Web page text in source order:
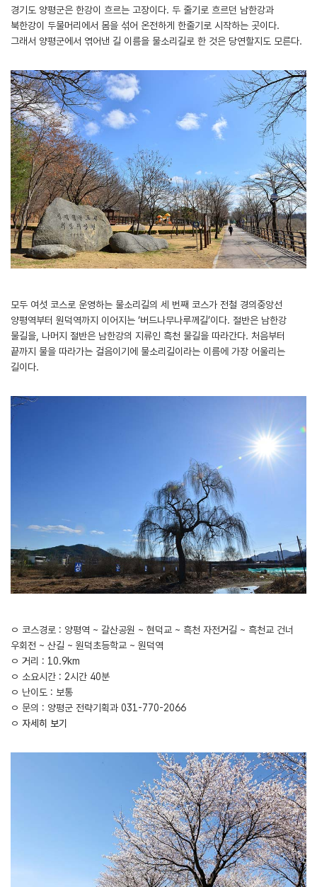
경기도 양평군은 한강이 흐르는 고장이다. 두 줄기로 흐르던 남한강과
북한강이 두물머리에서 몸을 섞어 온전하게 한줄기로 시작하는 곳이다.
그래서 양평군에서 엮어낸 길 이름을 물소리길로 한 것은 당연할지도 모른다.
모두 여섯 코스로 운영하는 물소리길의 세 번째 코스가 전철 경의중앙선
양평역부터 원덕역까지 이어지는 ‘버드나무나루께길’이다. 절반은 남한강
물길을, 나머지 절반은 남한강의 지류인 흑천 물길을 따라간다. 처음부터
끝까지 물을 따라가는 걸음이기에 물소리길이라는 이름에 가장 어울리는
길이다.
ㅇ 코스경로 : 양평역 ~ 갈산공원 ~ 현덕교 ~ 흑천 자전거길 ~ 흑천교 건너
우회전 ~ 산길 ~ 원덕초등학교 ~ 원덕역
ㅇ 거리 : 10.9km
ㅇ 소요시간 : 2시간 40분
ㅇ 난이도 : 보통
ㅇ 문의 : 양평군 전략기획과 031-770-2066
ㅇ 자세히 보기